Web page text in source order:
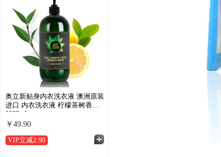
奥立新贴身内衣洗衣液 澳洲原装
进口 内衣洗衣液 柠檬茶树香型
1000ml
￥49.90
VIP立减2.90